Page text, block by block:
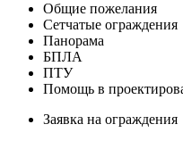
Общие пожелания
Сетчатые ограждения
Панорама
БПЛА
ПТУ
Помощь в
Заявка на ограждения